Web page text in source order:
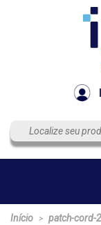
Início > patch-cord-